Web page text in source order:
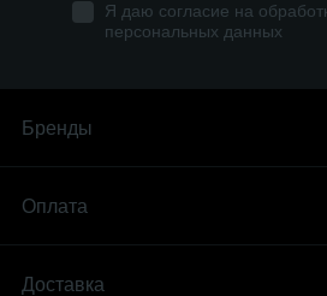
Я даю согласие на
персональных данных
Бренды
Оплата
Доставка